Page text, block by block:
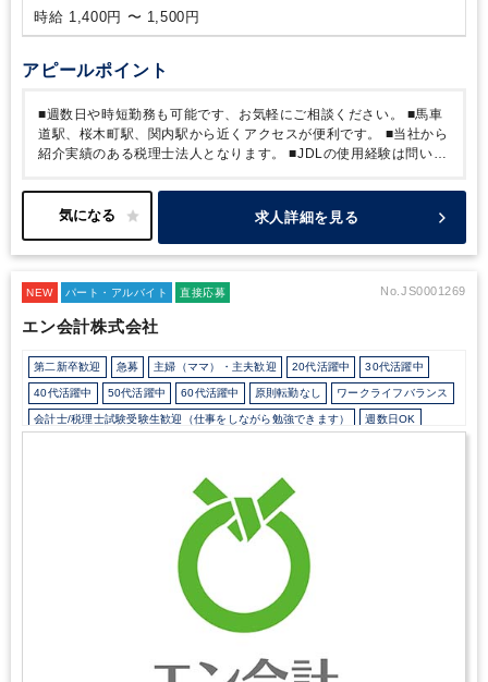
時給 1,400円 〜 1,500円
アピールポイント
■週数日や時短勤務も可能です、お気軽にご相談ください。
■馬車
道駅、桜木町駅、関内駅から近くアクセスが便利です。
■当社から
紹介実績のある税理士法人となります。
■JDLの使用経験は問いま
可能です！（※もちろん出社勤務のみのご就業も可能です。）
求人詳細を見る
NEW パート・アルバイト 直接応募 No.JS0001269
エン会計株式会社
第二新卒歓迎 急募 主婦（ママ）・主夫歓迎 20代活躍中 30代活躍中
40代活躍中 50代活躍中 60代活躍中 原則転勤なし ワークライフバランス
会計士/税理士試験受験生歓迎（仕事をしながら勉強できます） 週数日OK
1日5時間以内でもOK 時短OK 1日7時間未満勤務OK
残業月10時間未満 駅から徒歩5分以内
オフィスカジュアルOK バイク・自転車通勤OK
少人数の職場（所属部門の人数3人以下） ルーティンワークがメイン
EXCELのスキルが活かせる